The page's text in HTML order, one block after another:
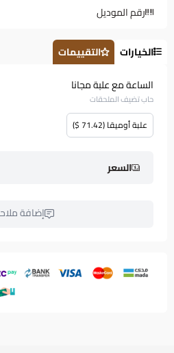
رقم الموديل
الخيارات
التقييمات
الساعة مع علبة مجانا
حاب تضيف الملحقات
علبة أوميقا (71.42 $)
السعر
إضافة